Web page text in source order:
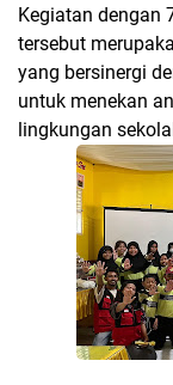
Kegiatan dengan
tersebut
yang bersinergi
untuk menekan
lingkungan